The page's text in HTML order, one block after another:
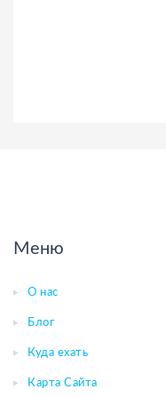
Меню
О нас
Блог
Куда ехать
Карта Сайта